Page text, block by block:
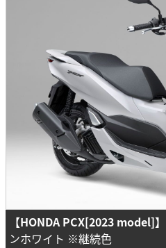
【HONDA PCX[2023 model]】
ンホワイト ※継続色